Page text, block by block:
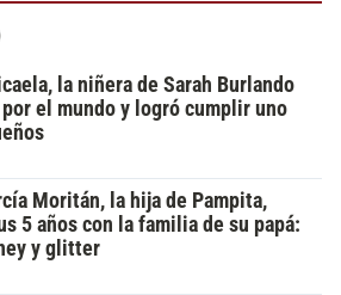
la niñera de Sarah Burlando
el mundo y logró cumplir uno
Moritán, la hija de Pampita,
5 años con la familia de su papá:
y glitter